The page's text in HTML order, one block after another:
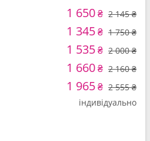
1 650₴ 2 145 ₴
1 345₴ 1 750 ₴
1 535₴ 2 000 ₴
1 660₴ 2 160 ₴
1 965₴ 2 555 ₴
індивідуально